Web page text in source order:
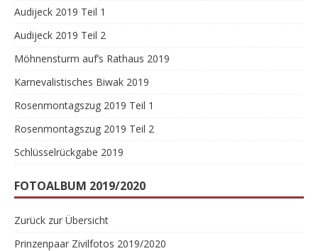
Audijeck 2019 Teil 1
Audijeck 2019 Teil 2
Möhnensturm auf’s Rathaus 2019
Karnevalistisches Biwak 2019
Rosenmontagszug 2019 Teil 1
Rosenmontagszug 2019 Teil 2
Schlüsselrückgabe 2019
FOTOALBUM 2019/2020
Zurück zur Übersicht
Prinzenpaar Zivilfotos 2019/2020